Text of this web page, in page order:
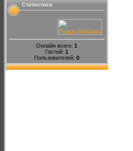
Статистика
Онлайн всего: 1
Гостей: 1
Пользователей: 0